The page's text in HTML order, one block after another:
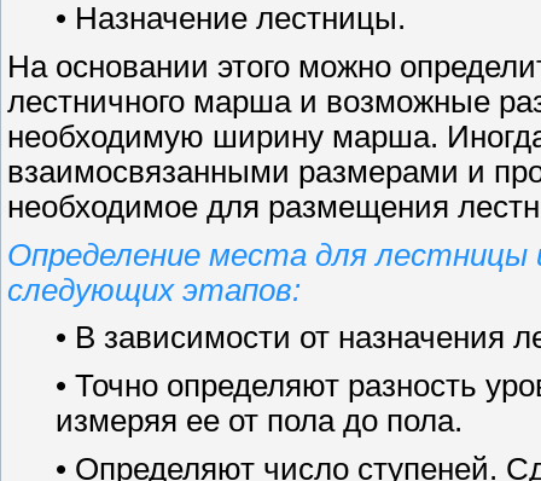
• Назначение лестницы.
На основании этого можно
лестничного марша и возможные
необходимую ширину марша.
взаимосвязанными размерами и
необходимое для размещения
Определение места для
следующих этапов:
• В зависимости от назначения
• Точно определяют разность
измеряя ее от пола до пола.
• Определяют число ступеней.